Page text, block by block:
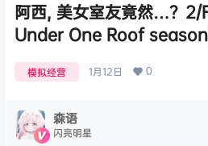
阿西, 美女室友竟然…？
Under One Roof
模拟经营 1月12日 0
森语
闪亮明星